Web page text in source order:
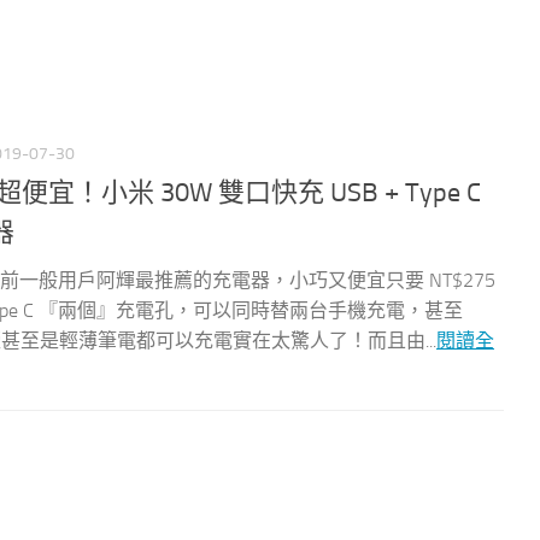
07-30
便宜！小米 30W 雙口快充 USB + Type C
一般用戶阿輝最推薦的充電器，小巧又便宜只要 NT$275
C 『兩個』充電孔，可以同時替兩台手機充電，甚至
至是輕薄筆電都可以充電實在太驚人了！而且由...閱讀全